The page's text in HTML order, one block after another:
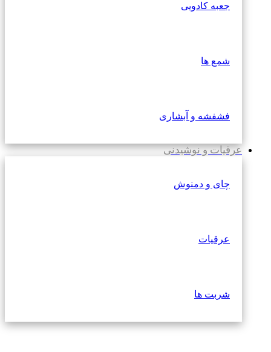
جعبه کادویی
شمع ها
فشفشه و آبشاری
عرقیات و نوشیدنی
چای و دمنوش
عرقیات
شربت ها